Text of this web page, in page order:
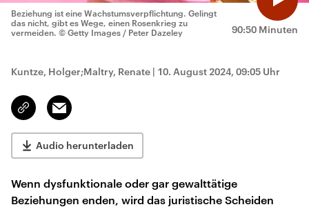
90:50 Minuten
Beziehung ist eine Wachstumsverpflichtung. Gelingt
das nicht, gibt es Wege, einen Rosenkrieg zu
vermeiden. © Getty Images / Peter Dazeley
Kuntze, Holger;Maltry, Renate | 10. August 2024, 09:05 Uhr
Link
kopieren/teilen
Email
Audio herunterladen
Wenn dysfunktionale oder gar gewalttätige
Beziehungen enden, wird das juristische Scheiden